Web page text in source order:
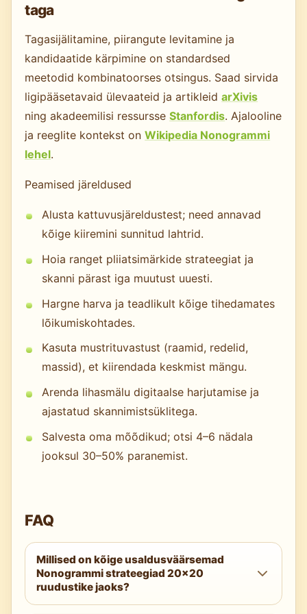
taga
Tagasijälitamine, piirangute levitamine ja
kandidaatide kärpimine on standardsed
meetodid kombinatoorses otsingus. Saad sirvida
ligipääsetavaid ülevaateid ja artikleidarXivis
ning akadeemilisi ressursseStanfordis. Ajalooline
ja reeglite kontekst onWikipedia Nonogrammi
lehel.
Peamised järeldused
Alusta kattuvusjäreldustest; need annavad
kõige kiiremini sunnitud lahtrid.
Hoia ranget pliiatsimärkide strateegiat ja
skanni pärast iga muutust uuesti.
Hargne harva ja teadlikult kõige tihedamates
lõikumiskohtades.
Kasuta mustrituvastust (raamid, redelid,
massid), et kiirendada keskmist mängu.
Arenda lihasmälu digitaalse harjutamise ja
ajastatud skannimistsüklitega.
Salvesta oma mõõdikud; otsi 4–6 nädala
jooksul 30–50% paranemist.
FAQ
Millised on kõige usaldusväärsemad
Nonogrammi strateegiad 20×20
ruudustike jaoks?